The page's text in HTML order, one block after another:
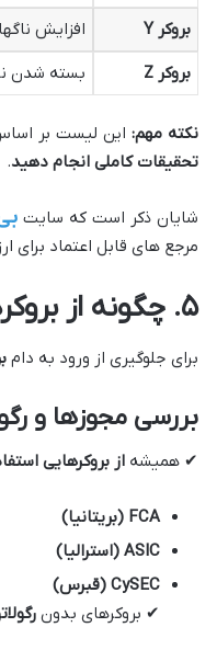
بروکر Y افزایش
بروکر Z بسته شدن
نکته مهم: این لیست بر
تحقیقات کاملی انجام دهید.
شایان ذکر است که سایت
مرجع های قابل اعتماد برای
۵.چگونه از
برای جلوگیری از ورود به دام
بررسی مجوزها و
✔ همیشهاز بروکرهایی
FCA ( بریتانیا)
ASIC ( استرالیا)
CySEC ( قبرس)
✔ بروکرهای بدون